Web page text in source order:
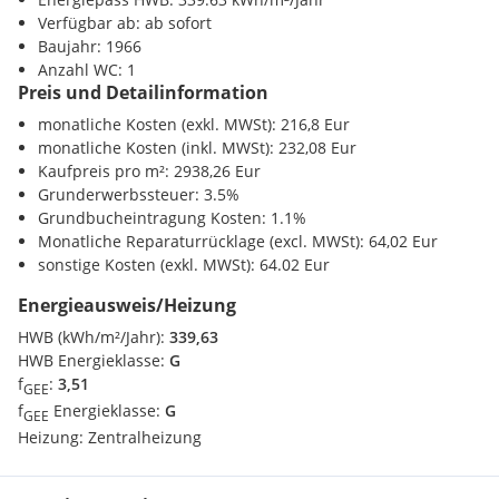
Separates WC
Vorraum
Die Böden, die Küche sowie das Badezimmer und WC wurden
im Zuge der Sanierung erneuert. Die Beheizung erfolgt über
ein modernes, energieeffizientes Elektrosystem der Marke
Vaillant.
Lagevorteile & Infrastruktur
Der Standort in der Körösistraße, Bezirk Geidorf, gilt als
urban und dennoch ruhig - eine bevorzugte Wohnlage mit
stabiler Nachfrage. Die Umgebung bietet eine hervorragende
Infrastruktur:
Öffentlicher Verkehr: Buslinie 22 - 200 m Entfernung
Nahversorgung:Supermarkt (Spar) in 5 Gehminuten
Bildung & Arbeitsplätze:
Ortweinschule und Landeskrankenhaus Graz
Freizeitwert:Zahlreiche Grünflächen, Murradweg, Cafés &
Restaurants
Post <300m
Polizei <1275m
Verfügbar ab: ab sofort
Baujahr: 1966
Anzahl WC: 1
Preis und Detailinformation
monatliche Kosten (exkl. MWSt): 216,8 Eur
monatliche Kosten (inkl. MWSt): 232,08 Eur
Kaufpreis pro m²: 2938,26 Eur
Grunderwerbssteuer: 3.5%
Grundbucheintragung Kosten: 1.1%
Monatliche Reparaturrücklage (excl. MWSt): 64,02 Eur
sonstige Kosten (exkl. MWSt): 64.02 Eur
Energieausweis/Heizung
HWB (kWh/m²/Jahr): 339,63
HWB Energieklasse: G
fGEE: 3,51
fGEE Energieklasse: G
Heizung: Zentralheizung